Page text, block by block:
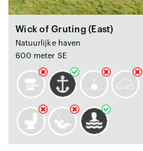
Wick of Gruting (East)
Natuurlijke haven
600 meter SE